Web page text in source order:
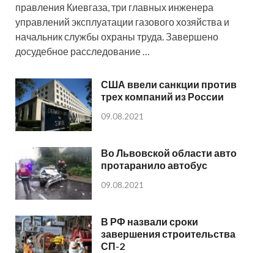
правления Киевгаза, три главных инженера
управлений эксплуатации газового хозяйства и
начальник службы охраны труда. Завершено
досудебное расследование …
США ввели санкции против
трех компаний из России
09.08.2021
Во Львовской области авто
протаранило автобус
09.08.2021
В РФ назвали сроки
завершения строительства
СП-2